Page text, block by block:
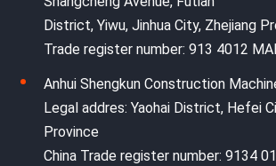
District, Yiwu, Jinhua City, Zhejiang
Trade register number: 913 4012
Anhui Shengkun Construction
Legal addres: Yaohai District, Hefei
Province
China Trade register number: 9134